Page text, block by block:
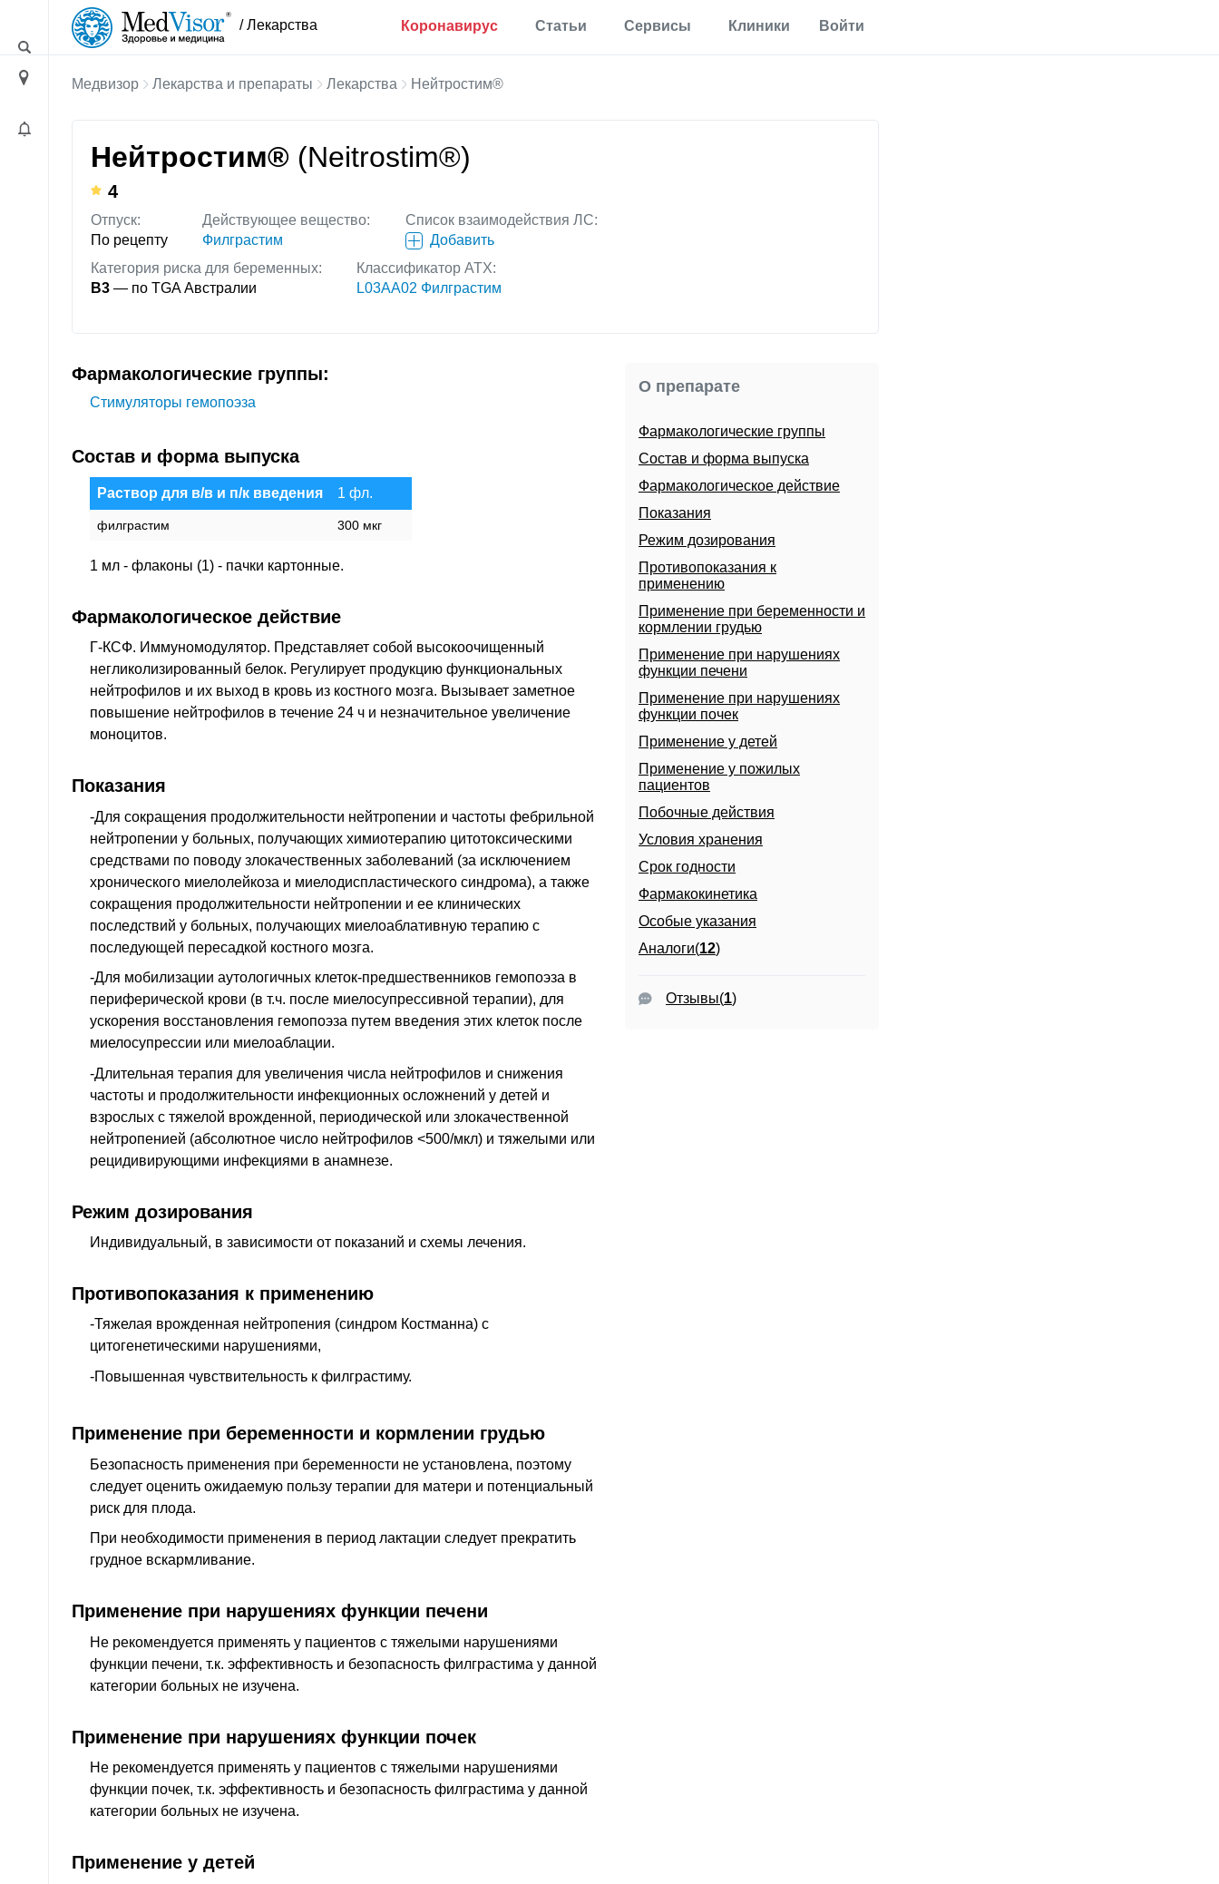
/ Лекарства Коронавирус
информация
Мониторинг по России
Статьи Сервисы
Расшифровка
анализов онлайн
Клиники Войти
Медвизор Лекарства и препараты Лекарства Нейтростим®
Нейтростим® (Neitrostim®)
4
Отпуск:
По рецепту
Действующее вещество:
Филграстим
Список взаимодействия ЛС:
Добавить
Категория риска для беременных:
B3 — по TGA Австралии
Классификатор АТХ:
L03AA02 Филграстим
Фармакологические группы:
Стимуляторы гемопоэза
Состав и форма выпуска
Раствор для в/в и п/к введения 1 фл.
филграстим 300 мкг
1 мл - флаконы (1) - пачки картонные.
Фармакологическое действие
Г-КСФ. Иммуномодулятор. Представляет собой высокоочищенный
негликолизированный белок. Регулирует продукцию функциональных
нейтрофилов и их выход в кровь из костного мозга. Вызывает заметное
повышение нейтрофилов в течение 24 ч и незначительное увеличение
моноцитов.
Показания
-Для сокращения продолжительности нейтропении и частоты фебрильной
нейтропении у больных, получающих химиотерапию цитотоксическими
средствами по поводу злокачественных заболеваний (за исключением
хронического миелолейкоза и миелодиспластического синдрома), а также
сокращения продолжительности нейтропении и ее клинических
последствий у больных, получающих миелоаблативную терапию с
последующей пересадкой костного мозга.
-Для мобилизации аутологичных клеток-предшественников гемопоэза в
периферической крови (в т.ч. после миелосупрессивной терапии), для
ускорения восстановления гемопоэза путем введения этих клеток после
миелосупрессии или миелоаблации.
-Длительная терапия для увеличения числа нейтрофилов и снижения
частоты и продолжительности инфекционных осложнений у детей и
взрослых с тяжелой врожденной, периодической или злокачественной
нейтропенией (абсолютное число нейтрофилов <500/мкл) и тяжелыми или
рецидивирующими инфекциями в анамнезе.
Режим дозирования
Индивидуальный, в зависимости от показаний и схемы лечения.
Противопоказания к применению
-Тяжелая врожденная нейтропения (синдром Костманна) с
цитогенетическими нарушениями,
-Повышенная чувствительность к филграстиму.
Применение при беременности и кормлении грудью
Безопасность применения при беременности не установлена, поэтому
следует оценить ожидаемую пользу терапии для матери и потенциальный
риск для плода.
При необходимости применения в период лактации следует прекратить
грудное вскармливание.
Применение при нарушениях функции печени
Не рекомендуется применять у пациентов с тяжелыми нарушениями
функции печени, т.к. эффективность и безопасность филграстима у данной
категории больных не изучена.
Применение при нарушениях функции почек
Не рекомендуется применять у пациентов с тяжелыми нарушениями
функции почек, т.к. эффективность и безопасность филграстима у данной
категории больных не изучена.
Применение у детей
О препарате
Фармакологические группы
Состав и форма выпуска
Фармакологическое действие
Показания
Режим дозирования
Противопоказания к
применению
Применение при беременности и
кормлении грудью
Применение при нарушениях
функции печени
Применение при нарушениях
функции почек
Применение у детей
Применение у пожилых
пациентов
Побочные действия
Условия хранения
Срок годности
Фармакокинетика
Особые указания
Аналоги(12)
Отзывы(1)